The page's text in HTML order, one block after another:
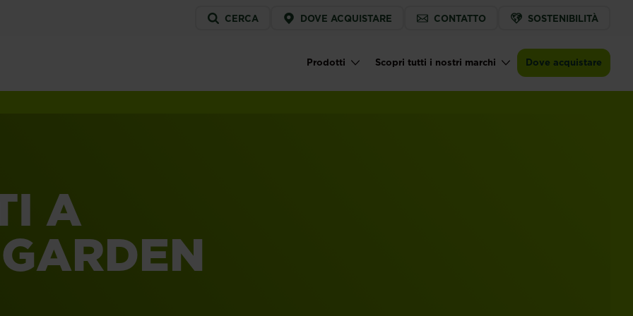
SERVICE
MENU
CERCA DOVE ACQUISTARE CONTATTO SOSTENIBILITÀ
MAIN NAVIGATION
Prodotti Scopri tutti i nostri marchi Dove acquistare
A